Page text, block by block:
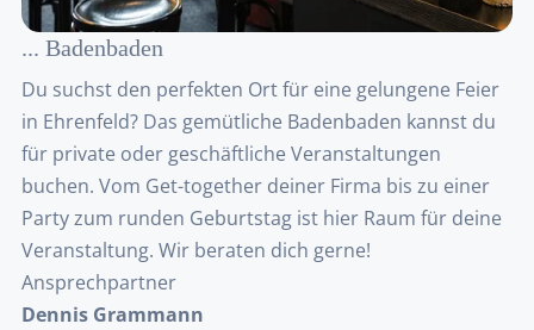
... Badenbaden
Du suchst den perfekten Ort für eine gelungene Feier
in Ehrenfeld? Das gemütliche Badenbaden kannst du
für private oder geschäftliche Veranstaltungen
buchen. Vom Get-together deiner Firma bis zu einer
Party zum runden Geburtstag ist hier Raum für deine
Veranstaltung. Wir beraten dich gerne!
Ansprechpartner
Dennis Grammann